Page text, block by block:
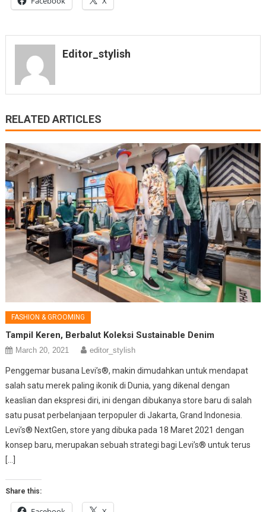
Editor_stylish
RELATED ARTICLES
FASHION & GROOMING
Tampil Keren, Berbalut Koleksi Sustainable Denim
March 20, 2021 editor_stylish
Penggemar busana Levi’s®, makin dimudahkan untuk mendapat
salah satu merek paling ikonik di Dunia, yang dikenal dengan
keaslian dan ekspresi diri, ini dengan dibukanya store baru di salah
satu pusat perbelanjaan terpopuler di Jakarta, Grand Indonesia.
Levi’s® NextGen, store yang dibuka pada 18 Maret 2021 dengan
konsep baru, merupakan sebuah strategi bagi Levi’s® untuk terus
[…]
Share this: